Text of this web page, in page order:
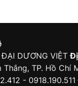
ĐẠI DƯƠNG VIỆT
Thắng, TP. Hồ Chí
- 0918.190.511